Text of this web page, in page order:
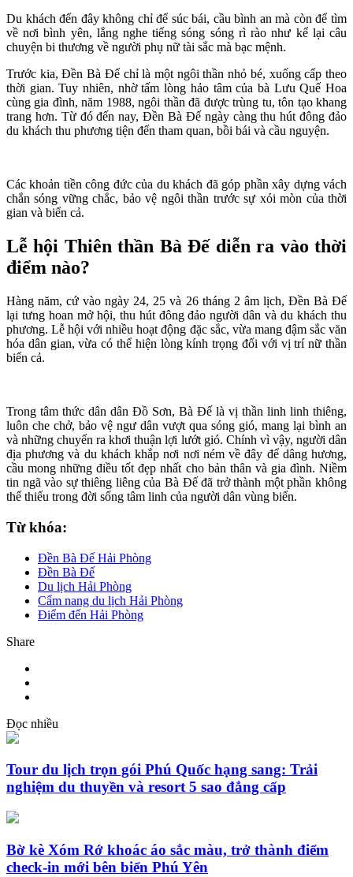
Du khách đến đây không chỉ để súc bái, cầu bình an mà còn để tìm
về nơi bình yên, lắng nghe tiếng sóng sóng rì rào như kể lại câu
chuyện bi thương về người phụ nữ tài sắc mà bạc mệnh.
Trước kia, Đền Bà Đế chỉ là một ngôi thần nhỏ bé, xuống cấp theo
thời gian. Tuy nhiên, nhờ tấm lòng hảo tâm của bà Lưu Quế Hoa
cùng gia đình, năm 1988, ngôi thần đã được trùng tu, tôn tạo khang
trang hơn. Từ đó đến nay, Đền Bà Đế ngày càng thu hút đông đảo
du khách thu phương tiện đến tham quan, bồi bái và cầu nguyện.
Các khoản tiền công đức của du khách đã góp phần xây dựng vách
chắn sóng vững chắc, bảo vệ ngôi thần trước sự xói mòn của thời
gian và biển cả.
Lễ hội Thiên thần Bà Đế diễn ra vào thời
điểm nào?
Hàng năm, cứ vào ngày 24, 25 và 26 tháng 2 âm lịch, Đền Bà Đế
lại tưng hoan mở hội, thu hút đông đảo người dân và du khách thu
phương. Lễ hội với nhiều hoạt động đặc sắc, vừa mang đậm sắc văn
hóa dân gian, vừa có thể hiện lòng kính trọng đối với vị trí nữ thần
biển cả.
Trong tâm thức dân dân Đồ Sơn, Bà Đế là vị thần linh linh thiêng,
luôn che chở, bảo vệ ngư dân vượt qua sóng gió, mang lại bình an
và những chuyến ra khơi thuận lợi lướt gió. Chính vì vậy, người dân
địa phương và du khách khắp nơi nơi ném về đây để dâng hương,
cầu mong những điều tốt đẹp nhất cho bản thân và gia đình. Niềm
tin ngã vào sự thiêng liêng của Bà Đế đã trở thành một phần không
thể thiếu trong đời sống tâm linh của người dân vùng biển.
Từ khóa:
Đền Bà Đế Hải Phòng
Đền Bà Đế
Du lịch Hải Phòng
Cẩm nang du lịch Hải Phòng
Điểm đến Hải Phòng
Share
Đọc nhiều
Tour du lịch trọn gói Phú Quốc hạng sang: Trải
nghiệm du thuyền và resort 5 sao đẳng cấp
Bờ kè Xóm Rớ khoác áo sắc màu, trở thành điểm
check-in mới bên biển Phú Yên